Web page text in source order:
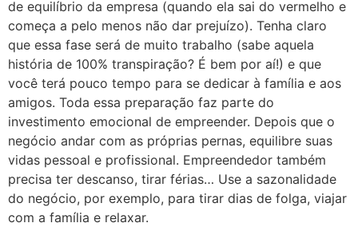
de equilíbrio da empresa (quando ela sai do vermelho e
começa a pelo menos não dar prejuízo). Tenha claro
que essa fase será de muito trabalho (sabe aquela
história de 100% transpiração? É bem por aí!) e que
você terá pouco tempo para se dedicar à família e aos
amigos. Toda essa preparação faz parte do
investimento emocional de empreender. Depois que o
negócio andar com as próprias pernas, equilibre suas
vidas pessoal e profissional. Empreendedor também
precisa ter descanso, tirar férias… Use a sazonalidade
do negócio, por exemplo, para tirar dias de folga, viajar
com a família e relaxar.